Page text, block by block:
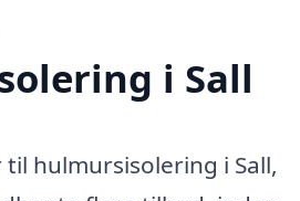
i Sall
hulmursisolering i Sall,